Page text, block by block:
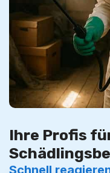
Ihre Profis
Schnell